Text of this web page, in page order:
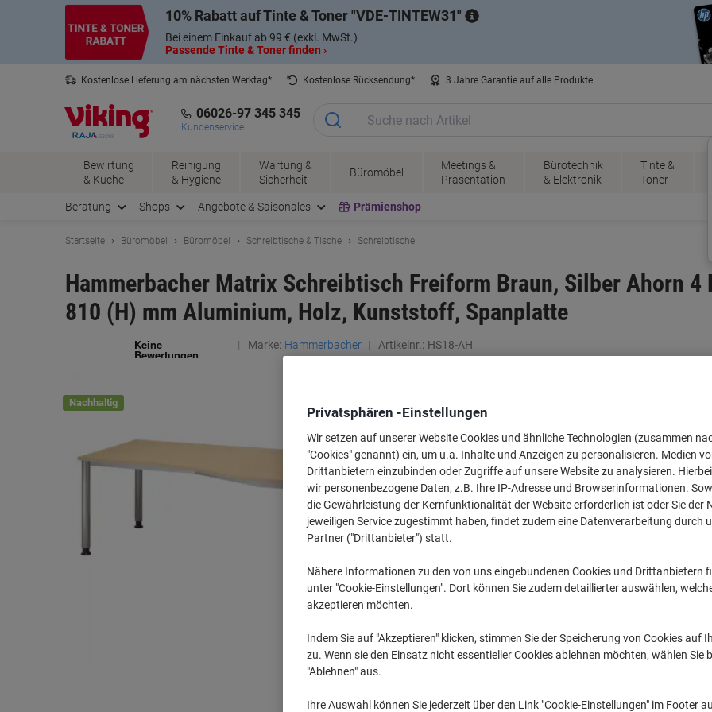
10% Rabatt auf Tinte & Toner VDE-TINTEW31
Bei einem Einkauf ab 99 € (exkl. MwSt.)
Passende Tinte & Toner finden ›
Kostenlose Lieferung am nächsten Werktag* Kostenlose Rücksendung* 3 Jahre Garantie auf alle Produkte
06026-97 345 345
Kundenservice
Bewirtung
& Küche
Reinigung
& Hygiene
Wartung &
Sicherheit
Büromöbel
Meetings &
Präsentation
Bürotechnik
& Elektronik
Tinte &
Toner
Beratung Shops Angebote & Saisonales Prämienshop
Startseite Büromöbel Büromöbel Schreibtische & Tische Schreibtische
Hammerbacher Matrix Schreibtisch Freiform Braun, Silber Ahorn
810 (H) mm Aluminium, Holz, Kunststoff, Spanplatte
Marke: Hammerbacher Artikelnr.: HS18-AH
Nachhaltig
Privatsphären -Einstellungen
Wir setzen auf unserer Website Cookies und ähnliche Technologien (zusammen
"Cookies" genannt) ein, um u.a. Inhalte und Anzeigen zu personalisieren. Medien
Drittanbietern einzubinden oder Zugriffe auf unsere Website zu analysieren.
wir personenbezogene Daten, z.B. Ihre IP-Adresse und Browserinformationen.
die Gewährleistung der Kernfunktionalität der Website erforderlich ist oder Sie der
jeweiligen Service zugestimmt haben, findet zudem eine Datenverarbeitung durch
Partner ("Drittanbieter") statt.
Nähere Informationen zu den von uns eingebundenen Cookies und Drittanbietern
unter "Cookie-Einstellungen". Dort können Sie zudem detaillierter auswählen,
akzeptieren möchten.
Indem Sie auf "Akzeptieren" klicken, stimmen Sie der Speicherung von Cookies auf
zu. Wenn sie den Einsatz nicht essentieller Cookies ablehnen möchten, wählen Sie
"Ablehnen" aus.
Ihre Auswahl können Sie jederzeit über den Link "Cookie-Einstellungen" im Footer